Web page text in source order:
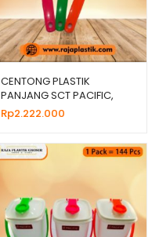
CENTONG PLASTIK
PANJANG SCT PACIFIC,
JUAL HARGA GROSIR
MURAH
Rp2.222.000